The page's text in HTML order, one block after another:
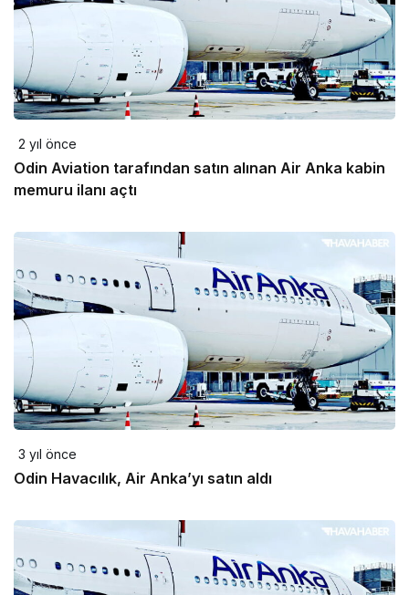
2 yıl önce
Odin Aviation tarafından satın alınan Air Anka kabin
memuru ilanı açtı
3 yıl önce
Odin Havacılık, Air Anka’yı satın aldı